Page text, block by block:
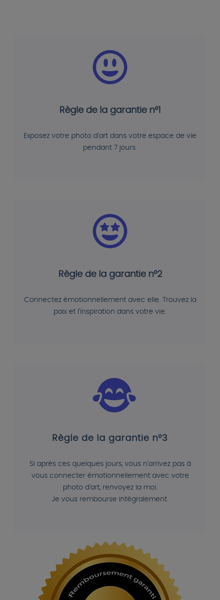
Règle de la garantie n°1
Exposez votre photo d'art dans votre espace de vie
pendant 7 jours.
Règle de la garantie n°2
Connectez émotionnellement avec elle. Trouvez la
paix et l'inspiration dans votre vie.
Règle de la garantie n°3
Si après ces quelques jours, vous n'arrivez pas à
vous connecter émotionnellement avec votre
photo d'art, renvoyez la moi.
Je vous rembourse intégralement.